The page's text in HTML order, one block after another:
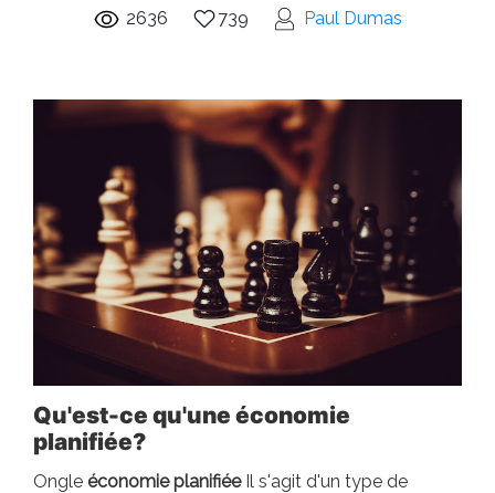
2636 739 Paul Dumas
Qu'est-ce qu'une économie
planifiée?
Ongle économie planifiéeIl s'agit d'un type de